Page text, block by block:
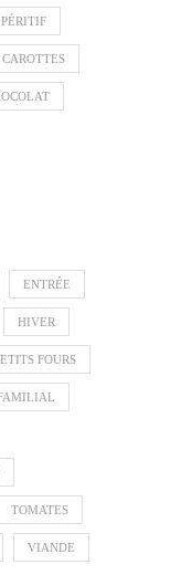
CAROTTES
ENTRÉE
HIVER
FOURS
TOMATES
VIANDE